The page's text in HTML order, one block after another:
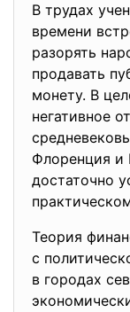
В трудах
времени
разорять
продавать
монету. В
негативное
Флоренция и
достаточно
Теория
с
в городах